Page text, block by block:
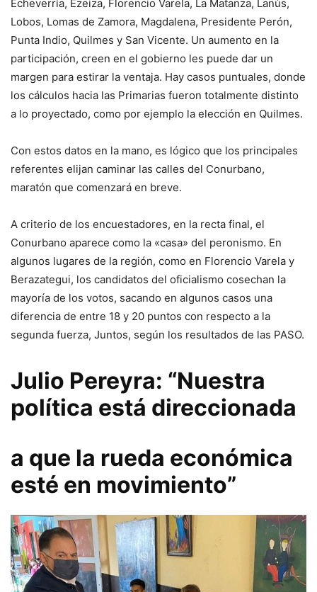
Echeverría, Ezeiza, Florencio Varela, La Matanza, Lanús,
Lobos, Lomas de Zamora, Magdalena, Presidente Perón,
Punta Indio, Quilmes y San Vicente. Un aumento en la
participación, creen en el gobierno les puede dar un
margen para estirar la ventaja. Hay casos puntuales, donde
los cálculos hacia las Primarias fueron totalmente distinto
a lo proyectado, como por ejemplo la elección en Quilmes.
Con estos datos en la mano, es lógico que los principales
referentes elijan caminar las calles del Conurbano,
maratón que comenzará en breve.
A criterio de los encuestadores, en la recta final, el
Conurbano aparece como la «casa» del peronismo. En
algunos lugares de la región, como en Florencio Varela y
Berazategui, los candidatos del oficialismo cosechan la
mayoría de los votos, sacando en algunos casos una
diferencia de entre 18 y 20 puntos con respecto a la
segunda fuerza, Juntos, según los resultados de las PASO.
Julio Pereyra: “Nuestra
política está direccionada
a que la rueda económica
esté en movimiento”